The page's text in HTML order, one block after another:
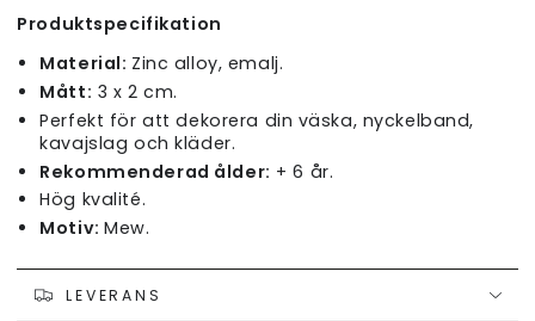
Produktspecifikation
Material: Zinc alloy, emalj.
Mått: 3 x 2 cm.
Perfekt för att dekorera din väska, nyckelband,
kavajslag och kläder.
Rekommenderad ålder: + 6 år.
Hög kvalité.
Motiv:Mew.
LEVERANS